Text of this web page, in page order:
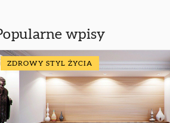
wpisy
ZDROWY STYL ŻYCIA